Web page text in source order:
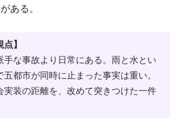
ある。
】
手な事故より日常にある。雨と水とい
都市が同時に止まった事実は重い。
実装の距離を、改めて突きつけた一件